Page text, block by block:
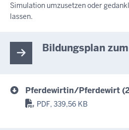
Simulation umzusetzen oder
lassen.
Bildungsplan
Pferdewirtin/Pferdewirt
PDF, 339,56 KB